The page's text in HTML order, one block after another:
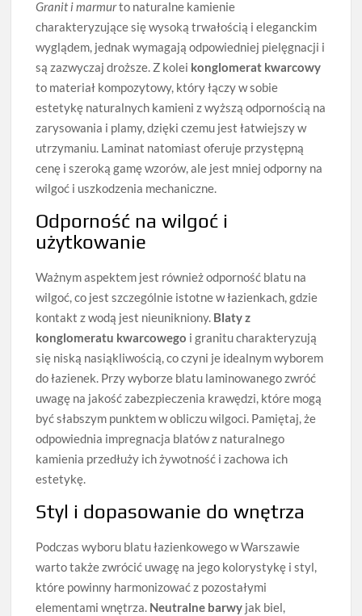
Granit i marmurto naturalne kamienie
charakteryzujące się wysoką trwałością i eleganckim
wyglądem, jednak wymagają odpowiedniej pielęgnacji i
są zazwyczaj droższe. Z kolei konglomerat kwarcowy
to materiał kompozytowy, który łączy w sobie
estetykę naturalnych kamieni z wyższą odpornością na
zarysowania i plamy, dzięki czemu jest łatwiejszy w
utrzymaniu. Laminat natomiast oferuje przystępną
cenę i szeroką gamę wzorów, ale jest mniej odporny na
wilgoć i uszkodzenia mechaniczne.
Odporność na wilgoć i
użytkowanie
Ważnym aspektem jest również odporność blatu na
wilgoć, co jest szczególnie istotne w łazienkach, gdzie
kontakt z wodą jest nieunikniony. Blaty z
konglomeratu kwarcowego i granitu charakteryzują
się niską nasiąkliwością, co czyni je idealnym wyborem
do łazienek. Przy wyborze blatu laminowanego zwróć
uwagę na jakość zabezpieczenia krawędzi, które mogą
być słabszym punktem w obliczu wilgoci. Pamiętaj, że
odpowiednia impregnacja blatów z naturalnego
kamienia przedłuży ich żywotność i zachowa ich
estetykę.
Styl i dopasowanie do wnętrza
Podczas wyboru blatu łazienkowego w Warszawie
warto także zwrócić uwagę na jego kolorystykę i styl,
które powinny harmonizować z pozostałymi
elementami wnętrza. Neutralne barwy jak biel,